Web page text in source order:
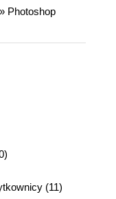
Photoshop
(11)